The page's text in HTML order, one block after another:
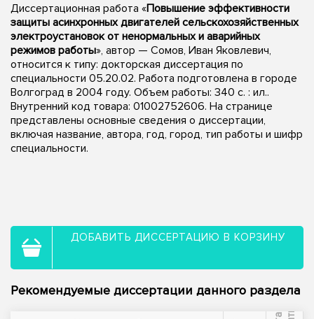
Диссертационная работа «Повышение эффективности
защиты асинхронных двигателей сельскохозяйственных
электроустановок от ненормальных и аварийных
режимов работы», автор — Сомов, Иван Яковлевич,
относится к типу: докторская диссертация по
специальности 05.20.02. Работа подготовлена в городе
Волгоград в 2004 году. Объем работы: 340 с. : ил..
Внутренний код товара: 01002752606. На странице
представлены основные сведения о диссертации,
включая название, автора, год, город, тип работы и шифр
специальности.
ДОБАВИТЬ ДИССЕРТАЦИЮ В КОРЗИНУ
Рекомендуемые диссертации данного раздела